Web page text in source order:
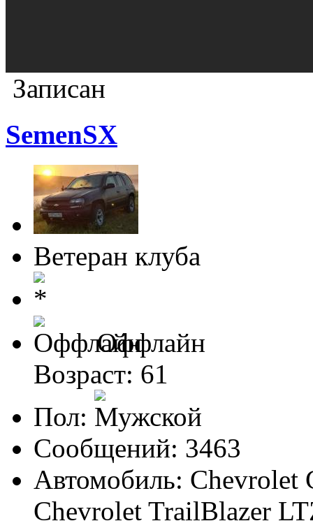
Записан
SemenSX
Ветеран клуба
Оффлайн
Возраст: 61
Пол:
Сообщений: 3463
Автомобиль: Chevrolet
Chevrolet TrailBlazer